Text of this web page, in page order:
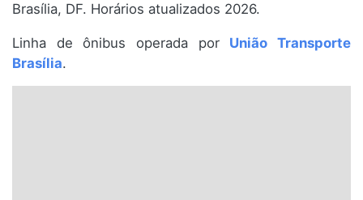
Santa Catarina
Rio Grande do Sul
Brasília, DF. Horários atualizados 2026.
Linha de ônibus operada por União Transporte
Brasília.